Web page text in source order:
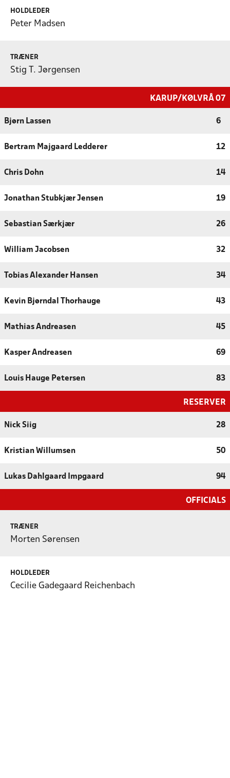
HOLDLEDER
Peter Madsen
TRÆNER
Stig T. Jørgensen
KARUP/KØLVRÅ 07
Bjørn Lassen 6
Bertram Majgaard Ledderer 12
Chris Dohn 14
Jonathan Stubkjær Jensen 19
Sebastian Særkjær 26
William Jacobsen 32
Tobias Alexander Hansen 34
Kevin Bjørndal Thorhauge 43
Mathias Andreasen 45
Kasper Andreasen 69
Louis Hauge Petersen 83
RESERVER
Nick Siig 28
Kristian Willumsen 50
Lukas Dahlgaard Impgaard 94
OFFICIALS
TRÆNER
Morten Sørensen
HOLDLEDER
Cecilie Gadegaard Reichenbach